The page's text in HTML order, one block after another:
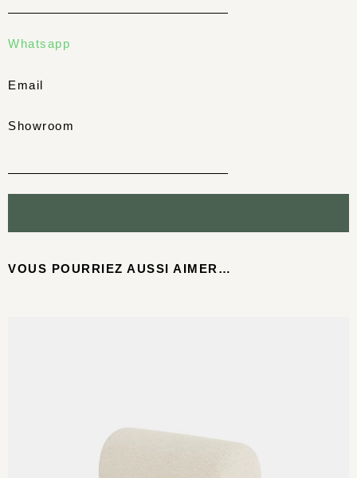
Whatsapp
Email
Showroom
VOUS POURRIEZ AUSSI AIMER…